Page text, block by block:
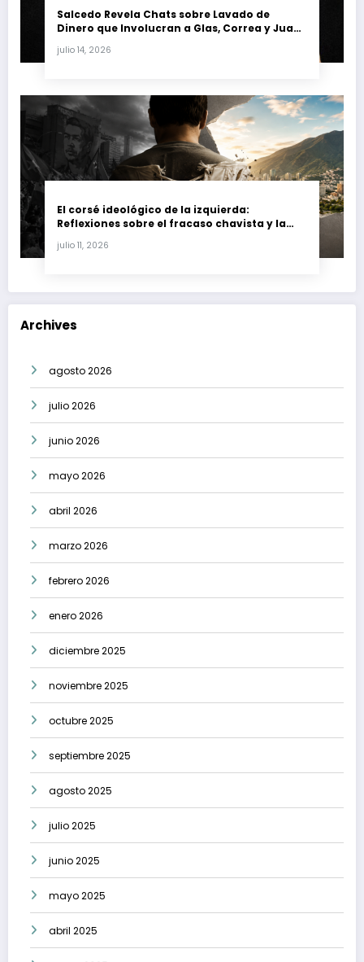
Salcedo Revela Chats sobre Lavado de
Dinero que Involucran a Glas, Correa y Juan
julio 14, 2026
El corsé ideológico de la izquierda:
Reflexiones sobre el fracaso chavista y la
julio 11, 2026
Archives
agosto 2026
julio 2026
junio 2026
mayo 2026
abril 2026
marzo 2026
febrero 2026
enero 2026
diciembre 2025
noviembre 2025
octubre 2025
septiembre 2025
agosto 2025
julio 2025
junio 2025
mayo 2025
abril 2025